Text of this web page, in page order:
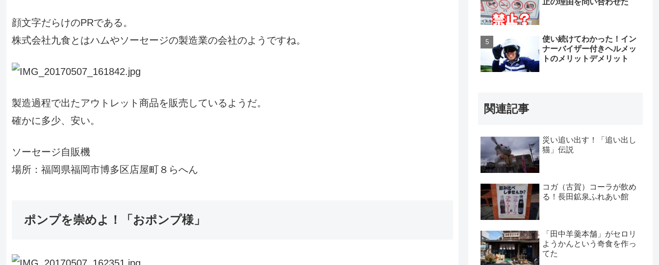
顔文字だらけのPRである。
株式会社九食とはハムやソーセージの製造業の会社のようですね。
製造過程で出たアウトレット商品を販売しているようだ。
確かに多少、安い。
ソーセージ自販機
場所：福岡県福岡市博多区店屋町８らへん
ポンプを崇めよ！「おポンプ様」
止の理由を問い合わせた
使い続けてわかった！イン
ナーバイザー付きヘルメッ
トのメリットデメリット
関連記事
災い追い出す！「追い出し
猫」伝説
コガ（古賀）コーラが飲め
る！長田鉱泉ふれあい館
「田中羊羹本舗」がセロリ
ようかんという奇食を作っ
てた